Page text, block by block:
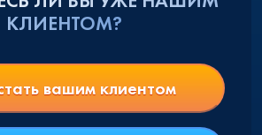
КЛИЕНТОМ?
вашим клиентом